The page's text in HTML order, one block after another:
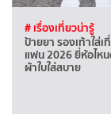
# เรื่องเที่ยวน่ารู้
ป้ายยา รองเท้าใส่
แฟน 2026 ยี่ห้อไห
ผ้าใบใส่สบาย